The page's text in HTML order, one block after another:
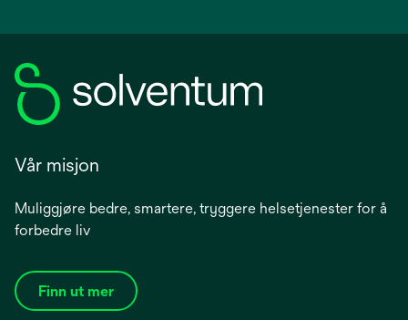
Vår misjon
Muliggjøre bedre, smartere, tryggere helsetjenester for å
forbedre liv
Finn ut mer